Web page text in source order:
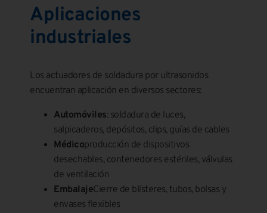
Aplicaciones
industriales
Los actuadores de soldadura por ultrasonidos
encuentran aplicación en diversos sectores:
Automóviles: soldadura de luces,
salpicaderos, depósitos, clips, guías de cables
Médicoproducción de dispositivos
desechables, contenedores estériles, válvulas
de ventilación
EmbalajeCierre de blísteres, tubos, bolsas y
envases flexibles